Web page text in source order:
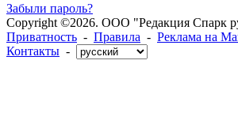
Забыли пароль?
Copyright ©2026. ООО "Редакция Спарк
Приватность - Правила - Реклама на
Контакты -